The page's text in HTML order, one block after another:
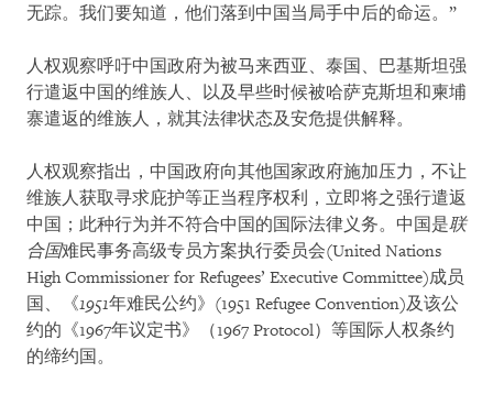
无踪。我们要知道，他们落到中国当局手中后的命运。”
人权观察呼吁中国政府为被马来西亚、泰国、巴基斯坦强
行遣返中国的维族人、以及早些时候被哈萨克斯坦和柬埔
寨遣返的维族人，就其法律状态及安危提供解释。
人权观察指出，中国政府向其他国家政府施加压力，不让
维族人获取寻求庇护等正当程序权利，立即将之强行遣返
中国；此种行为并不符合中国的国际法律义务。中国是联
合国难民事务高级专员方案执行委员会(United Nations
High Commissioner for Refugees’ Executive Committee)成员
国、《1951年难民公约》(1951 Refugee Convention)及该公
约的《1967年议定书》（1967 Protocol）等国际人权条约
的缔约国。